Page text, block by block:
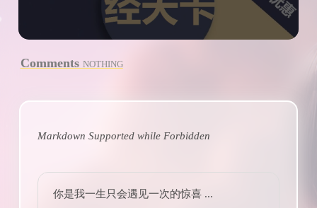
Comments NOTHING
Markdown Supported while Forbidden
你是我一生只会遇见一次的惊喜 ...